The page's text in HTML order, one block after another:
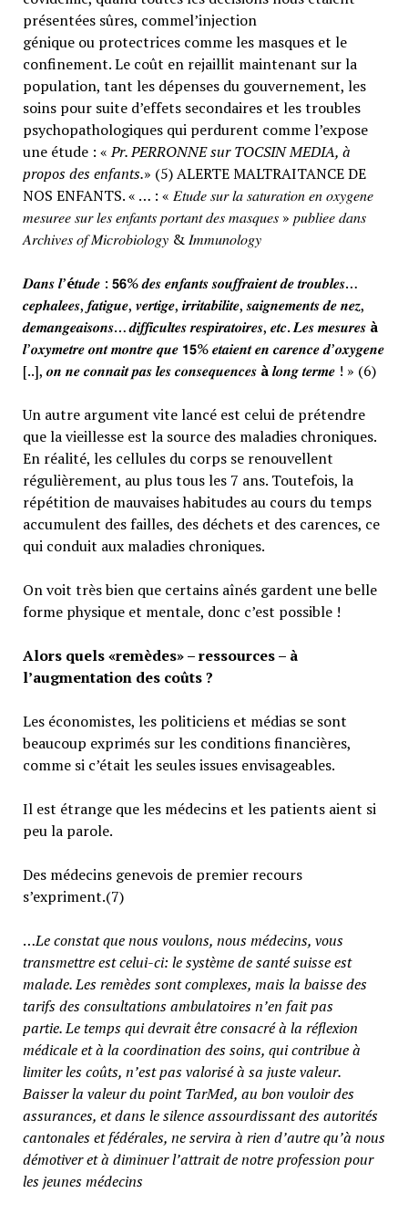
présentées sûres, commel’injection
génique ou protectrices comme les masques et le
confinement. Le coût en rejaillit maintenant sur la
population, tant les dépenses du gouvernement, les
soins pour suite d’effets secondaires et les troubles
psychopathologiques qui perdurent comme l’expose
une étude : «Pr. PERRONNE sur TOCSIN MEDIA, à
propos des enfants.» (5) ALERTE MALTRAITANCE DE
NOS ENFANTS. « … : « 𝐸𝑡𝑢𝑑𝑒 𝑠𝑢𝑟 𝑙𝑎 𝑠𝑎𝑡𝑢𝑟𝑎𝑡𝑖𝑜𝑛 𝑒𝑛 𝑜𝑥𝑦𝑔𝑒𝑛𝑒
𝑚𝑒𝑠𝑢𝑟𝑒𝑒 𝑠𝑢𝑟 𝑙𝑒𝑠 𝑒𝑛𝑓𝑎𝑛𝑡𝑠 𝑝𝑜𝑟𝑡𝑎𝑛𝑡 𝑑𝑒𝑠 𝑚𝑎𝑠𝑞𝑢𝑒𝑠 » 𝑝𝑢𝑏𝑙𝑖𝑒𝑒 𝑑𝑎𝑛𝑠
𝐴𝑟𝑐ℎ𝑖𝑣𝑒𝑠 𝑜𝑓 𝑀𝑖𝑐𝑟𝑜𝑏𝑖𝑜𝑙𝑜𝑔𝑦 & 𝐼𝑚𝑚𝑢𝑛𝑜𝑙𝑜𝑔𝑦
𝑫𝒂𝒏𝒔 𝒍’é𝒕𝒖𝒅𝒆 : 𝟱𝟲% 𝒅𝒆𝒔 𝒆𝒏𝒇𝒂𝒏𝒕𝒔 𝒔𝒐𝒖𝒇𝒇𝒓𝒂𝒊𝒆𝒏𝒕 𝒅𝒆 𝒕𝒓𝒐𝒖𝒃𝒍𝒆𝒔…
𝒄𝒆𝒑𝒉𝒂𝒍𝒆𝒆𝒔, 𝒇𝒂𝒕𝒊𝒈𝒖𝒆, 𝒗𝒆𝒓𝒕𝒊𝒈𝒆, 𝒊𝒓𝒓𝒊𝒕𝒂𝒃𝒊𝒍𝒊𝒕𝒆, 𝒔𝒂𝒊𝒈𝒏𝒆𝒎𝒆𝒏𝒕𝒔 𝒅𝒆 𝒏𝒆𝒛,
𝒅𝒆𝒎𝒂𝒏𝒈𝒆𝒂𝒊𝒔𝒐𝒏𝒔… 𝒅𝒊𝒇𝒇𝒊𝒄𝒖𝒍𝒕𝒆𝒔 𝒓𝒆𝒔𝒑𝒊𝒓𝒂𝒕𝒐𝒊𝒓𝒆𝒔, 𝒆𝒕𝒄. 𝑳𝒆𝒔 𝒎𝒆𝒔𝒖𝒓𝒆𝒔 à
𝒍’𝒐𝒙𝒚𝒎𝒆𝒕𝒓𝒆 𝒐𝒏𝒕 𝒎𝒐𝒏𝒕𝒓𝒆 𝒒𝒖𝒆 𝟭𝟱% 𝒆𝒕𝒂𝒊𝒆𝒏𝒕 𝒆𝒏 𝒄𝒂𝒓𝒆𝒏𝒄𝒆 𝒅’𝒐𝒙𝒚𝒈𝒆𝒏𝒆
[..], 𝒐𝒏 𝒏𝒆 𝒄𝒐𝒏𝒏𝒂𝒊𝒕 𝒑𝒂𝒔 𝒍𝒆𝒔 𝒄𝒐𝒏𝒔𝒆𝒒𝒖𝒆𝒏𝒄𝒆𝒔 à𝒍𝒐𝒏𝒈 𝒕𝒆𝒓𝒎𝒆 ! » (6)
Un autre argument vite lancé est celui de prétendre
que la vieillesse est la source des maladies chroniques.
En réalité, les cellules du corps se renouvellent
régulièrement, au plus tous les 7 ans. Toutefois, la
répétition de mauvaises habitudes au cours du temps
accumulent des failles, des déchets et des carences, ce
qui conduit aux maladies chroniques.
On voit très bien que certains aînés gardent une belle
forme physique et mentale, donc c’est possible !
Alors quels «remèdes» – ressources – à
l’augmentation des coûts ?
Les économistes, les politiciens et médias se sont
beaucoup exprimés sur les conditions financières,
comme si c’était les seules issues envisageables.
Il est étrange que les médecins et les patients aient si
peu la parole.
Des médecins genevois de premier recours
s’expriment.(7)
…Le constat que nous voulons, nous médecins, vous
transmettre est celui-ci: le système de santé suisse est
malade. Les remèdes sont complexes, mais la baisse des
tarifs des consultations ambulatoires n’en fait pas
partie.Le temps qui devrait être consacré à la réflexion
médicale et à la coordination des soins, qui contribue à
limiter les coûts, n’est pas valorisé à sa juste valeur.
Baisser la valeur du point TarMed, au bon vouloir des
assurances, et dans le silence assourdissant des autorités
cantonales et fédérales, ne servira à rien d’autre qu’à nous
démotiver et à diminuer l’attrait de notre profession pour
les jeunes médecins